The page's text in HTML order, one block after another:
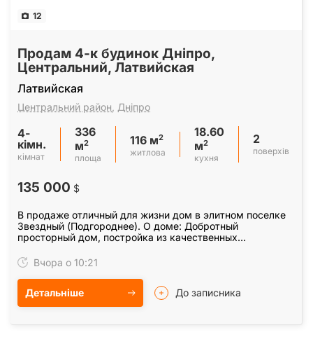
12
Продам 4-к будинок Дніпро,
Центральний, Латвийская
Латвийская
Центральний район Дніпро
4-
кімн.
кімнат
336
м2
площа
116 м2
житлова
18.60
м2
кухня
2
поверхів
135 000 $
В продаже отличный для жизни дом в элитном поселке
Звездный (Подгороднее). О доме: Добротный
просторный дом, постройка из качественных
площадь 330 кв.…
Вчора о 10:21
Детальніше До записника